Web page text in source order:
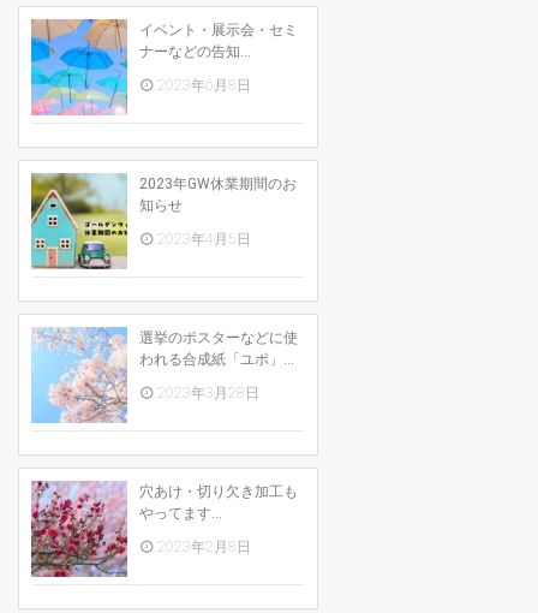
パートナーシップ
お問い合わせ
サイトマップ
イベント・展示会・セミ
ナーなどの告知...
2023年6月8日
2023年GW休業期間のお
知らせ
2023年4月5日
選挙のポスターなどに使
われる合成紙「ユポ」...
2023年3月28日
穴あけ・切り欠き加工も
やってます...
2023年2月8日